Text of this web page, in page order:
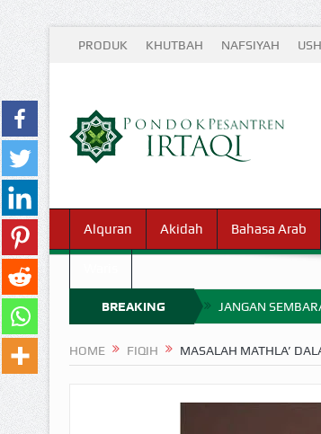
PRODUK KHUTBAH NAFSIYAH
Alquran Akidah Bahasa Arab
BREAKING
NEWS
JANGAN
HOME FIQIH MASALAH MATHLA’